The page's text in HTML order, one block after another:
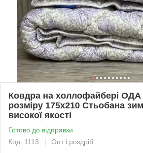
Ковдра на холлофайбері ОДА
розміру 175х210 Стьобана
високої якості
Готово до відправки
Код: 1113
Опт і роздріб